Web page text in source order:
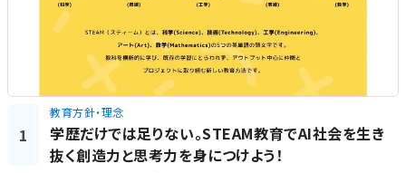
1
教育方針・理念
学歴だけでは足りない。STEAM教育でAI社会を生き
抜く創造力と思考力を身につけよう！